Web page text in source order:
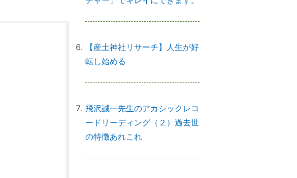
【ご感想｜カウンセリング】深く
日本国民を癒しまくっている高市
総理 ♡
【産土神社リサーチ】人生が好
転し始める
飛沢誠一先生のアカシックレコ
ードリーディング（２）過去世
の特徴あれこれ